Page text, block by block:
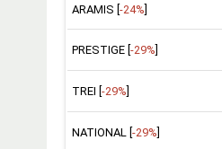
ARAMIS [-24%]
PRESTIGE [ -29%
TREI [ -29%
NATIONAL [ -29%